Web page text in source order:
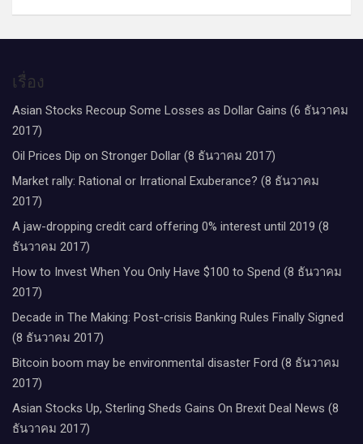
เรื่อง
Asian Stocks Recoup Some Losses as Dollar Gains (6 ธันวาคม
2017)
Oil Prices Dip on Stronger Dollar (8 ธันวาคม 2017)
Market rally: Rational or Irrational Exuberance? (8 ธันวาคม
2017)
A jaw-dropping credit card offering 0% interest until 2019 (8
ธันวาคม 2017)
How to Invest When You Only Have $100 to Spend (8 ธันวาคม
2017)
Decade in The Making: Post-crisis Banking Rules Finally Signed
(8 ธันวาคม 2017)
Bitcoin boom may be environmental disaster Ford (8 ธันวาคม
2017)
Asian Stocks Up, Sterling Sheds Gains On Brexit Deal News (8
ธันวาคม 2017)